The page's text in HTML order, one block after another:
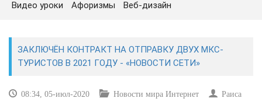
СЕГОДНЯ
РЕМОНТ И СОВЕТЫ
Видео уроки Афоризмы Веб-дизайн
ЗАКЛЮЧЁН КОНТРАКТ НА ОТПРАВКУ ДВУХ МКС-
ТУРИСТОВ В 2021 ГОДУ - «НОВОСТИ СЕТИ»
08:34, 05-июл-2020 Новости мира Интернет
Раиса